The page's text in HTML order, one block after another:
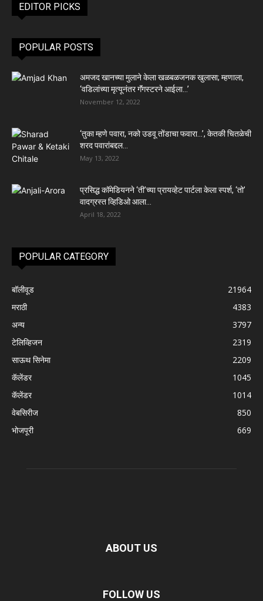
EDITOR PICKS
POPULAR POSTS
अमजद खानच्या मुलाने केला खळबळजनक खुलासा; म्हणाला,
‘वडिलांच्या मृत्यूनंतर गॅंगस्टरने आईला…’
November 12, 2022
‘तुका म्हणे पवारा, नको उडवू तोंडाचा फवारा…’, केतकी चितळेची
शरद पवारांबद्दल...
May 13, 2022
प्रसिद्ध कॉमेडियनने ‘ती’च्या प्रायव्हेट पार्टला केला स्पर्श, ‘तो’
वादग्रस्त व्हिडिओ आला...
April 18, 2022
POPULAR CATEGORY
बॉलीवूड
21964
मराठी
4383
अन्य
3797
टेलिव्हिजन
2319
साऊथ सिनेमा
2209
कॅलेंडर
1045
कॅलेंडर
1014
वेबसिरीज
850
भोजपूरी
669
ABOUT US
FOLLOW US